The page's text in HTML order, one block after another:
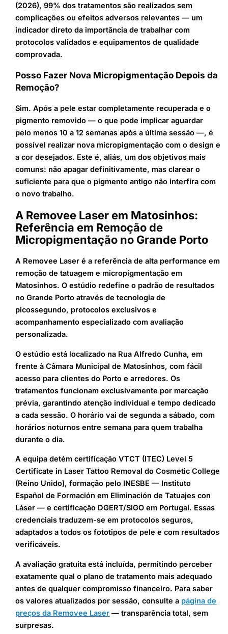
(2026), 99% dos tratamentos são realizados sem
complicações ou efeitos adversos relevantes — um
indicador direto da importância de trabalhar com
protocolos validados e equipamentos de qualidade
comprovada.
Posso Fazer Nova Micropigmentação Depois da
Remoção?
Sim. Após a pele estar completamente recuperada e o
pigmento removido — o que pode implicar aguardar
pelo menos 10 a 12 semanas após a última sessão —, é
possível realizar nova micropigmentação com o design e
a cor desejados. Este é, aliás, um dos objetivos mais
comuns: não apagar definitivamente, mas clarear o
suficiente para que o pigmento antigo não interfira com
o novo trabalho.
A Removee Laser em Matosinhos:
Referência em Remoção de
Micropigmentação no Grande Porto
A Removee Laser é a referência de alta performance em
remoção de tatuagem e micropigmentação em
Matosinhos. O estúdio redefine o padrão de resultados
no Grande Porto através de tecnologia de
picossegundo, protocolos exclusivos e
acompanhamento especializado com avaliação
personalizada.
O estúdio está localizado na Rua Alfredo Cunha, em
frente à Câmara Municipal de Matosinhos, com fácil
acesso para clientes do Porto e arredores. Os
tratamentos funcionam exclusivamente por marcação
prévia, garantindo atenção individual e tempo dedicado
a cada sessão. O horário vai de segunda a sábado, com
horários noturnos entre semana para quem trabalha
durante o dia.
A equipa detém certificação VTCT (ITEC) Level 5
Certificate in Laser Tattoo Removal do Cosmetic College
(Reino Unido), formação pelo INESBE — Instituto
Español de Formación em Eliminación de Tatuajes con
Láser — e certificação DGERT/SIGO em Portugal. Essas
credenciais traduzem-se em protocolos seguros,
adaptados a todos os fototipos de pele e com resultados
verificáveis.
A avaliação gratuita está incluída, permitindo perceber
exatamente qual o plano de tratamento mais adequado
antes de qualquer compromisso financeiro. Para saber
os valores atualizados por sessão, consulte a página de
preços da Removee Laser — transparência total, sem
surpresas.